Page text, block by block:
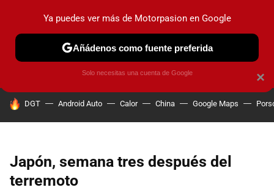
PRUEBAS COCHES ELÉCTRICOS OBSERVATORIO
HOY SE HABLA DE
DGT Android Auto Calor China Google Maps
Japón, semana tres después del
terremoto
×
Ya puedes ver más de Motorpasion en Google
Añádenos como fuente preferida
Solo necesitas una cuenta de Google